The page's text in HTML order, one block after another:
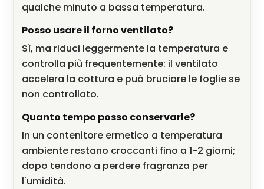
qualche minuto a bassa temperatura.
Posso usare il forno ventilato?
Sì, ma riduci leggermente la temperatura e
controlla più frequentemente: il ventilato
accelera la cottura e può bruciare le foglie se
non controllato.
Quanto tempo posso conservarle?
In un contenitore ermetico a temperatura
ambiente restano croccanti fino a 1-2 giorni;
dopo tendono a perdere fragranza per
l'umidità.